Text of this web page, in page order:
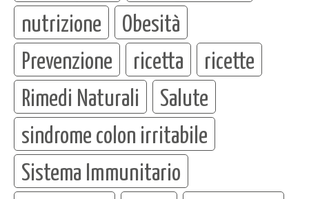
nutrizione
Obesità
Prevenzione
ricetta
ricette
Rimedi Naturali
Salute
sindrome colon irritabile
Sistema Immunitario